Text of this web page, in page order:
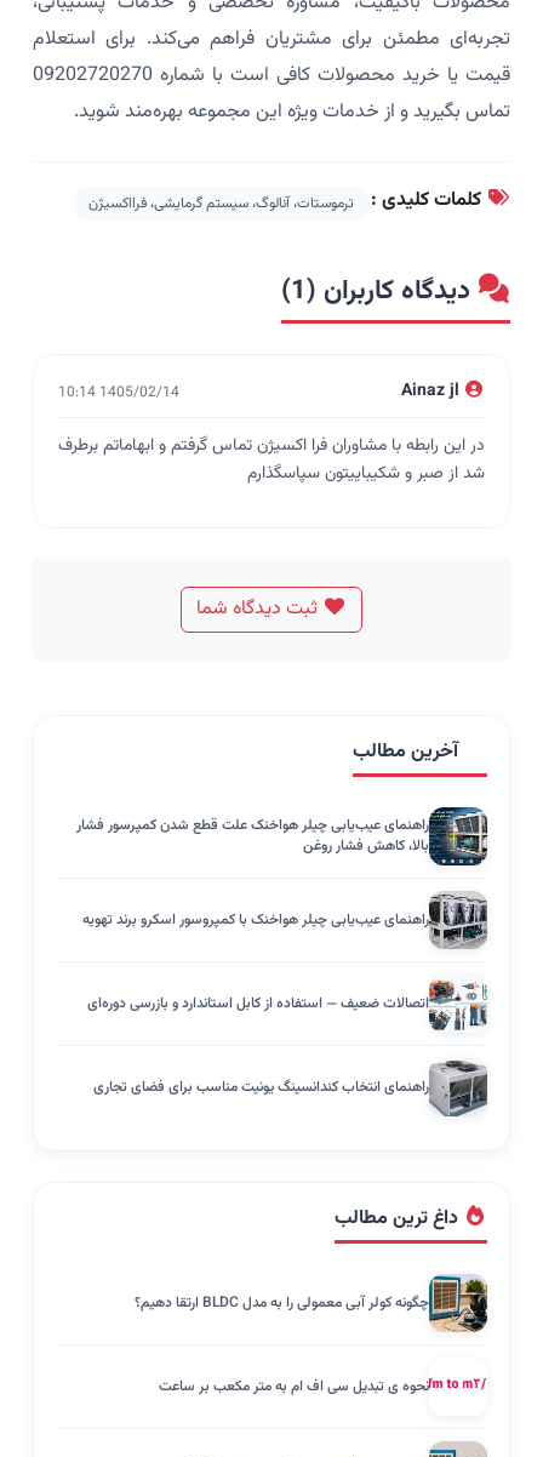
آخرین مطالب
راهنمای عیب‌یابی چیلر هواخنک علت قطع شدن کمپرسور فشار
بالا، کاهش فشار روغن
راهنمای عیب‌یابی چیلر هواخنک با کمپروسور اسکرو برند تهویه
اتصالات ضعیف — استفاده از کابل استاندارد و بازرسی دوره‌ای
راهنمای انتخاب کندانسینگ یونیت مناسب برای فضای تجاری
داغ ترین مطالب
چگونه کولر آبی معمولی را به مدل BLDC ارتقا دهیم؟
نحوه ی تبدیل سی اف ام به متر مکعب بر ساعت
تجربه‌ای مطمئن برای مشتریان فراهم می‌کند. برای استعلام
قیمت یا خرید محصولات کافی است با شماره 09202720270
تماس بگیرید و از خدمات ویژه این مجموعه بهره‌مند شوید.
کلمات کلیدی : ترموستات، آنالوگ، سیستم گرمایشی، فرااکسیژن
دیدگاه کاربران (1)
در این رابطه با مشاوران فرا اکسیژن تماس گرفتم و ابهاماتم برطرف
شد از صبر و شکیباییتون سپاسگذارم
ثبت دیدگاه شما